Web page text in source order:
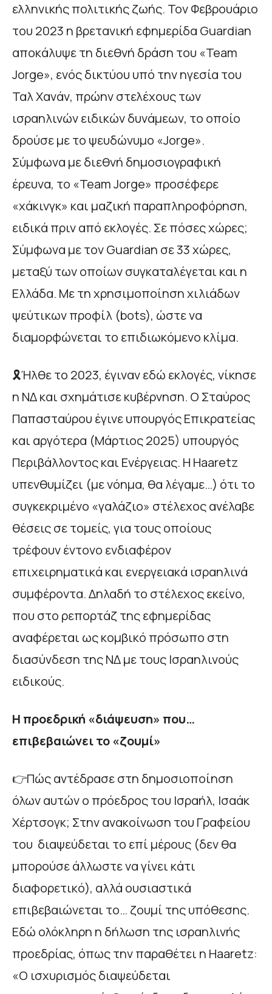
ελληνικής πολιτικής ζωής. Τον Φεβρουάριο
του 2023 η βρετανική εφημερίδα Guardian
αποκάλυψε τη διεθνή δράση του «Team
Jorge», ενός δικτύου υπό την ηγεσία του
Ταλ Χανάν, πρώην στελέχους των
ισραηλινών ειδικών δυνάμεων, το οποίο
δρούσε με το ψευδώνυμο «Jorge».
Σύμφωνα με διεθνή δημοσιογραφική
έρευνα, το «Team Jorge» προσέφερε
«χάκινγκ» και μαζική παραπληροφόρηση,
ειδικά πριν από εκλογές. Σε πόσες χώρες;
Σύμφωνα με τον Guardian σε 33 χώρες,
μεταξύ των οποίων συγκαταλέγεται και η
Ελλάδα. Με τη χρησιμοποίηση χιλιάδων
ψεύτικων προφίλ (bots), ώστε να
διαμορφώνεται το επιδιωκόμενο κλίμα.
🎗️Ήλθε το 2023, έγιναν εδώ εκλογές, νίκησε
η ΝΔ και σχημάτισε κυβέρνηση. Ο Σταύρος
Παπασταύρου έγινε υπουργός Επικρατείας
και αργότερα (Μάρτιος 2025) υπουργός
Περιβάλλοντος και Ενέργειας. Η Haaretz
υπενθυμίζει (με νόημα, θα λέγαμε…) ότι το
συγκεκριμένο «γαλάζιο» στέλεχος ανέλαβε
θέσεις σε τομείς, για τους οποίους
τρέφουν έντονο ενδιαφέρον
επιχειρηματικά και ενεργειακά ισραηλινά
συμφέροντα. Δηλαδή το στέλεχος εκείνο,
που στο ρεπορτάζ της εφημερίδας
αναφέρεται ως κομβικό πρόσωπο στη
διασύνδεση της ΝΔ με τους Ισραηλινούς
ειδικούς.
Η προεδρική «διάψευση» που…
επιβεβαιώνει το «ζουμί»
👉Πώς αντέδρασε στη δημοσιοποίηση
όλων αυτών ο πρόεδρος του Ισραήλ, Ισαάκ
Χέρτσογκ; Στην ανακοίνωση του Γραφείου
του διαψεύδεται το επί μέρους (δεν θα
μπορούσε άλλωστε να γίνει κάτι
διαφορετικό), αλλά ουσιαστικά
επιβεβαιώνεται το… ζουμί της υπόθεσης.
Εδώ ολόκληρη η δήλωση της ισραηλινής
προεδρίας, όπως την παραθέτει η Haaretz:
«Ο ισχυρισμός διαψεύδεται